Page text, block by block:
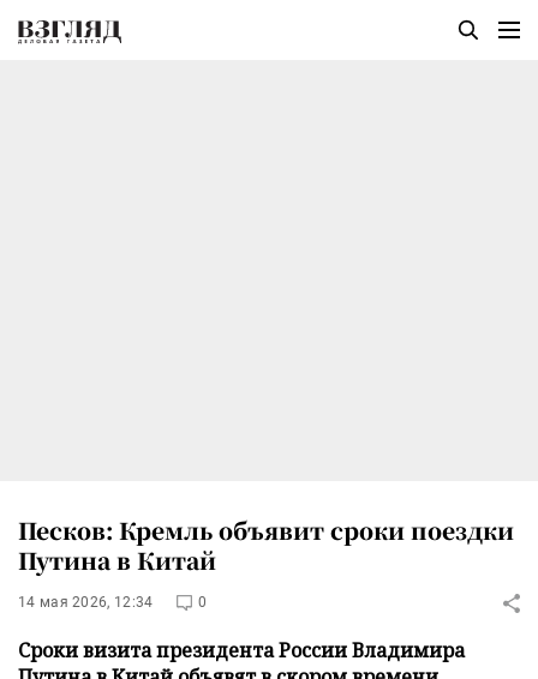
Песков: Кремль объявит сроки поездки
Путина в Китай
14 мая 2026, 12:34 0
Сроки визита президента России Владимира